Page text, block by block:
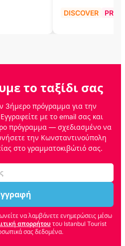
DISCOVER
το ταξίδι σας
3ήμερο πρόγραμμα για την
με το email σας και
πρόγραμμα — σχεδιασμένο να
την Κωνσταντινούπολη
στο γραμματοκιβώτιό σας.
να λαμβάνετε ενημερώσεις μέσω
απορρήτου του Istanbul Tourist
σας δεδομένα.